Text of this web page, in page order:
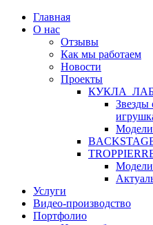
Главная
О нас
Отзывы
Как мы работаем
Новости
Проекты
КУКЛА_ЛАБ,
Услуги
Видео-производство
Портфолио